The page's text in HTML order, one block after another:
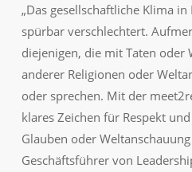
„Das gesellschaftliche Klima
spürbar verschlechtert.
diejenigen, die mit Taten oder
anderer Religionen oder
oder sprechen. Mit der
klares Zeichen für Respekt
Glauben oder
Geschäftsführer von